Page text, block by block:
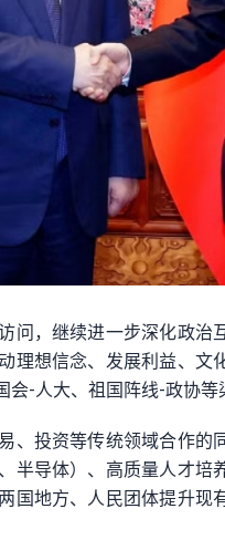
问，继续进一步深化政
理想信念、发展利益、
-人大、祖国阵线-政协等
、投资等传统领域合作的
半导体）、高质量人才
国地方、人民团体提升